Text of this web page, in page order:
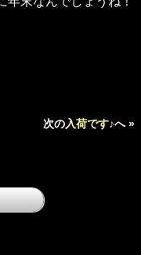
次の入荷です♪へ »